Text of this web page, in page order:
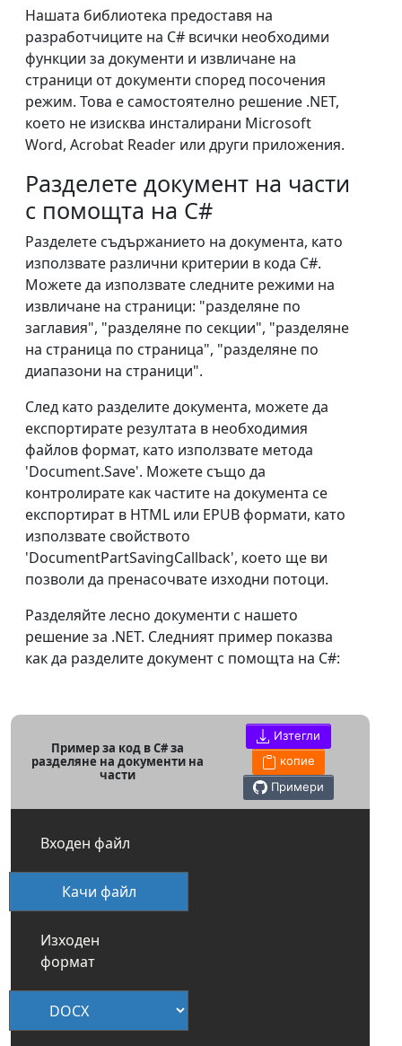
Нашата библиотека предоставя на
разработчиците на C# всички необходими
функции за документи и извличане на
страници от документи според посочения
режим. Това е самостоятелно решение .NET,
което не изисква инсталирани Microsoft
Word, Acrobat Reader или други приложения.
Разделете документ на части
с помощта на C#
Разделете съдържанието на документа, като
използвате различни критерии в кода C#.
Можете да използвате следните режими на
извличане на страници: "разделяне по
заглавия", "разделяне по секции", "разделяне
на страница по страница", "разделяне по
диапазони на страници".
След като разделите документа, можете да
експортирате резултата в необходимия
файлов формат, като използвате метода
'Document.Save'. Можете също да
контролирате как частите на документа се
експортират в HTML или EPUB формати, като
използвате свойството
'DocumentPartSavingCallback', което ще ви
позволи да пренасочвате изходни потоци.
Разделяйте лесно документи с нашето
решение за .NET. Следният пример показва
как да разделите документ с помощта на C#:
Пример за код в C# за
разделяне на документи на
части
Изтегли
копие
Примери
Входен файл
Качи файл
Изходен
формат